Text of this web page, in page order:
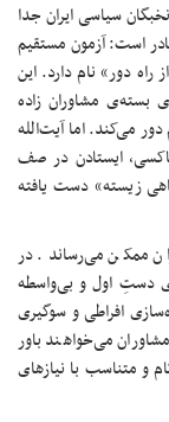
سیاسی ایران جدا
است: آزمون مستقیم
دور» نام دارد. این
مشاوران زاده
می‌کند. اما آیت‌الله
ایستادن در صف
زیسته» دست یافته
ممکن می‌رساند. در
دستِ اول و بی‌واسطه
افراطی و سوگیری
می‌خواهند باور
متناسب با نیازهای